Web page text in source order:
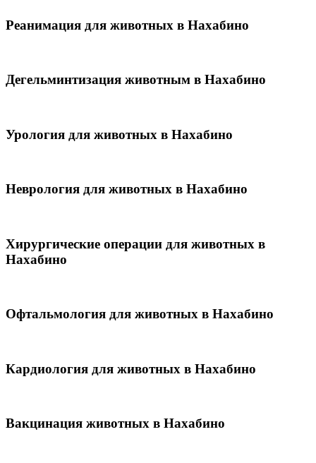
Реанимация для животных в Нахабино
Дегельминтизация животным в Нахабино
Урология для животных в Нахабино
Неврология для животных в Нахабино
Хирургические операции для животных в
Нахабино
Офтальмология для животных в Нахабино
Кардиология для животных в Нахабино
Вакцинация животных в Нахабино